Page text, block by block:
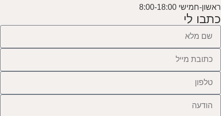
ראשון-חמישי 8:00-18:00
כתבו לי